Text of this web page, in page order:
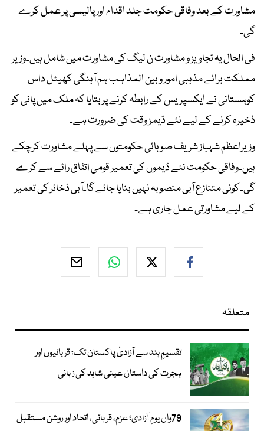
مشاورت کے بعد وفاقی حکومت جلد اقدام اور پالیسی پر عمل کرے
گی۔
فی الحال یہ تجاویز و مشاورت ن لیگ کی مشاورت میں شامل ہیں۔وزیر
مملکت برائے مذہبی امور و بین المذاہب ہم آہنگی کھیئل داس
کوہستانی نے ایکسپریس کے رابطہ کرنے پر بتایا کہ ملک میں پانی کو
ذخیرہ کرنے کے لیے نئے ڈیمز وقت کی ضرورت ہے۔
وزیراعظم شہباز شریف صوبائی حکومتوں سے پہلے مشاورت کرچکے
ہیں۔وفاقی حکومت نئے ڈیموں کی تعمیر قومی اتفاق رائے سے کرے
گی۔کوئی متنازع آبی منصوبہ نہیں بنایا جائے گا۔آبی ذخائر کی تعمیر
کے لیے مشاورتی عمل جاری ہے۔
متعلقہ
تقسیمِ ہند سے آزادیٔ پاکستان تک؛ قربانیوں اور
ہجرت کی داستان عینی شاہد کی زبانی
79واں یومِ آزادی؛ عزم، قربانی، اتحاد اور روشن مستقبل